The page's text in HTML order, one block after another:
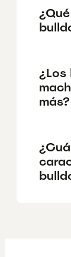
más?